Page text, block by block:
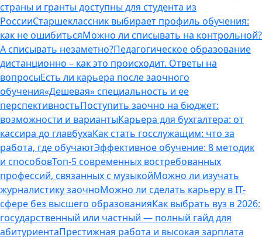
страны и гранты доступны для студента из
РоссииСтаршеклассник выбирает профиль обучения:
как не ошибитьсяМожно ли списывать на контрольной?
А списывать незаметно?Педагогическое образование
дистанционно – как это происходит. Ответы на
вопросыЕсть ли карьера после заочного
обучения«Дешевая» специальность и ее
перспективностьПоступить заочно на бюджет:
возможности и вариантыКарьера для бухгалтера: от
кассира до главбухаКак стать госслужащим: что за
работа, где обучаютЭффективное обучение: 8 методик
и способовТоп-5 современных востребованных
профессий, связанных с музыкойМожно ли изучать
журналистику заочноМожно ли сделать карьеру в IT-
сфере без высшего образованияКак выбрать вуз в 2026:
государственный или частный — полный гайд для
абитуриентаПрестижная работа и высокая зарплата